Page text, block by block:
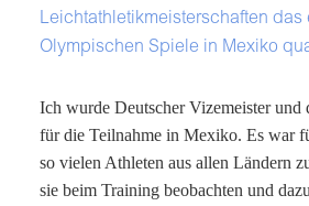
Leichtathletikmeisterschaften das
Olympischen Spiele in Mexiko
Ich wurde Deutscher Vizemeister und
für die Teilnahme in Mexiko. Es war
so vielen Athleten aus allen Ländern
sie beim Training beobachten und